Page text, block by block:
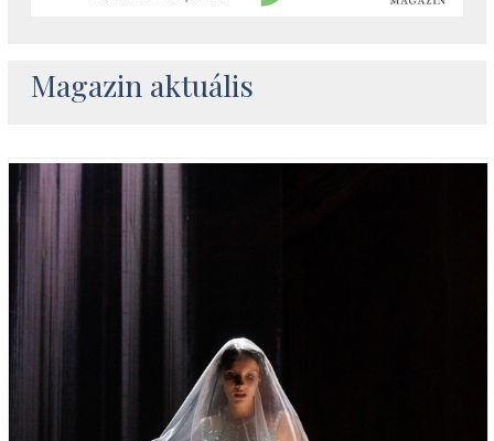
Magazin aktuális